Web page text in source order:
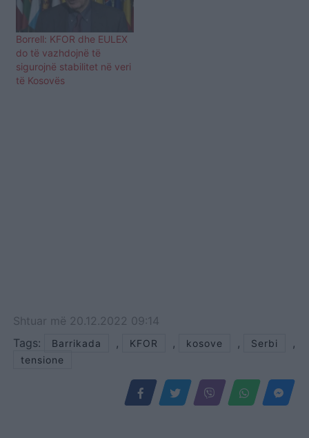
Borrell: KFOR dhe EULEX
do të vazhdojnë të
sigurojnë stabilitet në veri
të Kosovës
Shtuar më 20.12.2022 09:14
Tags:
Barrikada , KFOR , kosove , Serbi ,
tensione